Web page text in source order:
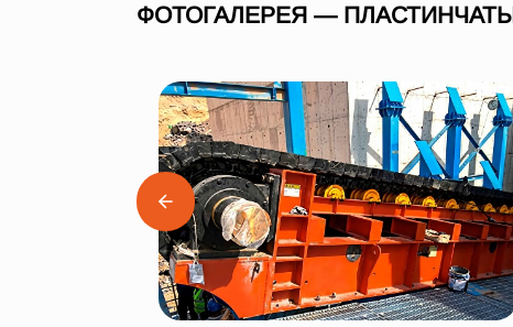
ФОТОГАЛЕРЕЯ —